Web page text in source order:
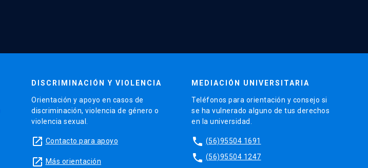
DISCRIMINACIÓN Y VIOLENCIA
Orientación y apoyo en casos de
discriminación, violencia de género o
violencia sexual.
launch Contacto para apoyo
launch Más orientación
MEDIACIÓN UNIVERSITARIA
Teléfonos para orientación y consejo si
se ha vulnerado alguno de tus derechos
en la universidad.
phone (56)95504 1691
phone (56)95504 1247